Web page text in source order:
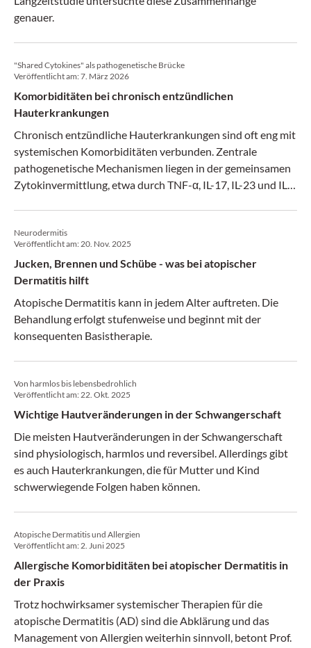
genauer.
"Shared Cytokines" als pathogenetische Brücke
Veröffentlicht am:7. März 2026
Komorbiditäten bei chronisch entzündlichen
Hauterkrankungen
Chronisch entzündliche Hauterkrankungen sind oft eng mit
systemischen Komorbiditäten verbunden. Zentrale
pathogenetische Mechanismen liegen in der gemeinsamen
Zytokinvermittlung, etwa durch TNF-α, IL-17, IL-23 und IL-
Neurodermitis
Veröffentlicht am:20. Nov. 2025
Jucken, Brennen und Schübe - was bei atopischer
Dermatitis hilft
Atopische Dermatitis kann in jedem Alter auftreten. Die
Behandlung erfolgt stufenweise und beginnt mit der
konsequenten Basistherapie.
Von harmlos bis lebensbedrohlich
Veröffentlicht am:22. Okt. 2025
Wichtige Hautveränderungen in der Schwangerschaft
Die meisten Hautveränderungen in der Schwangerschaft
sind physiologisch, harmlos und reversibel. Allerdings gibt
es auch Hauterkrankungen, die für Mutter und Kind
schwerwiegende Folgen haben können.
Atopische Dermatitis und Allergien
Veröffentlicht am:2. Juni 2025
Allergische Komorbiditäten bei atopischer Dermatitis in
der Praxis
Trotz hochwirksamer systemischer Therapien für die
atopische Dermatitis (AD) sind die Abklärung und das
Management von Allergien weiterhin sinnvoll, betont Prof.